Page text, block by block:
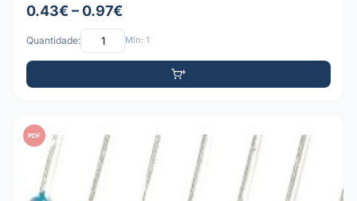
0.43€ – 0.97€
Quantidade: Mín: 1
PDF